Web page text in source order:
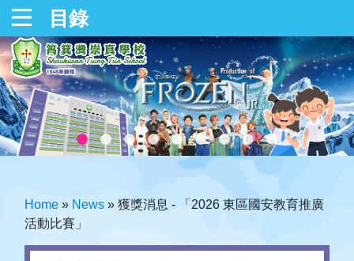
目錄
Home » News » 獲獎消息 - 「2026 東區國安教育推廣
活動比賽」